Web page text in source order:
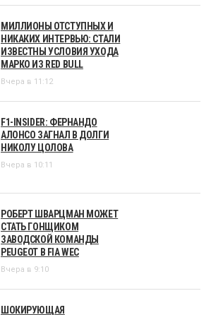
МИЛЛИОНЫ ОТСТУПНЫХ И
НИКАКИХ ИНТЕРВЬЮ: СТАЛИ
ИЗВЕСТНЫ УСЛОВИЯ УХОДА
МАРКО ИЗ RED BULL
Вчера в 11:12
F1-INSIDER: ФЕРНАНДО
АЛОНСО ЗАГНАЛ В ДОЛГИ
НИКОЛУ ЦОЛОВА
Вчера в 10:11
РОБЕРТ ШВАРЦМАН МОЖЕТ
СТАТЬ ГОНЩИКОМ
ЗАВОДСКОЙ КОМАНДЫ
PEUGEOT В FIA WEC
Вчера в 9:10
ШОКИРУЮЩАЯ